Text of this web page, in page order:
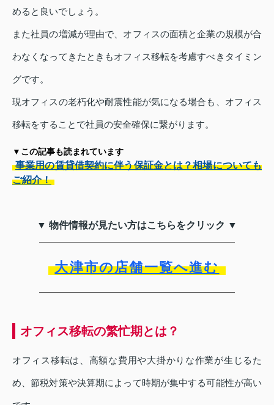
めると良いでしょう。
また社員の増減が理由で、オフィスの面積と企業の規模が合
わなくなってきたときもオフィス移転を考慮すべきタイミン
グです。
現オフィスの老朽化や耐震性能が気になる場合も、オフィス
移転をすることで社員の安全確保に繋がります。
▼この記事も読まれています
事業用の賃貸借契約に伴う保証金とは？相場についても
ご紹介！
▼ 物件情報が見たい方はこちらをクリック ▼
大津市の店舗一覧へ進む
オフィス移転の繁忙期とは？
オフィス移転は、高額な費用や大掛かりな作業が生じるた
め、節税対策や決算期によって時期が集中する可能性が高い